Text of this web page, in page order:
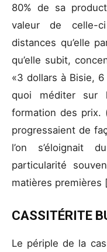
80% de sa
valeur de celle-
distances qu’elle
qu’elle subit,
«3 dollars à Bisie, 6
quoi méditer sur
formation des prix.
progressaient de
l’on s’éloignait
particularité
matières premières
CASSITÉRITE
Le périple de la